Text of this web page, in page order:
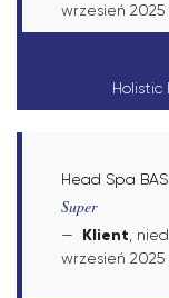
wrzesień 2025
Holistic
Head Spa
Super
Klient ,
wrzesień 2025